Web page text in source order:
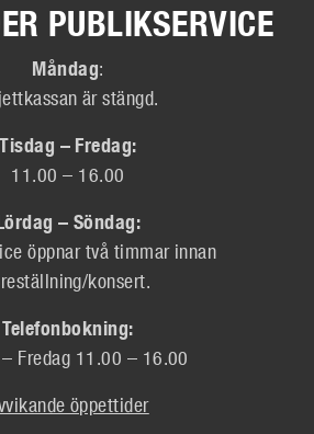
PUBLIKSERVICE
Måndag:
är stängd.
Tisdag – Fredag:
11.00 – 16.00
– Söndag:
öppnar två timmar innan
konsert.
Telefonbokning:
Fredag 11.00 – 16.00
öppettider